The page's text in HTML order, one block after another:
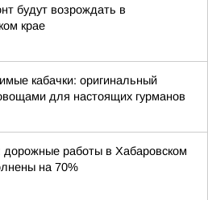
будут возрождать в
крае
кабачки: оригинальный
для настоящих гурманов
работы в Хабаровском
на 70%